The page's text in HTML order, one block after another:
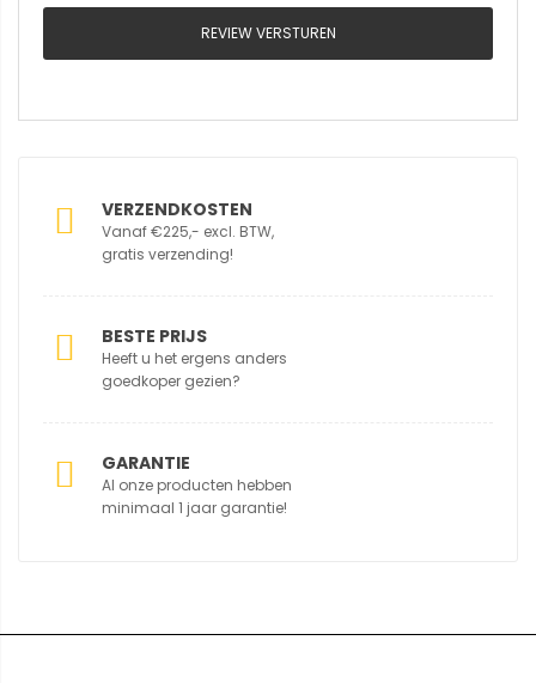
REVIEW VERSTUREN
VERZENDKOSTEN
Vanaf €225,- excl. BTW,
gratis verzending!
BESTE PRIJS
Heeft u het ergens anders
goedkoper gezien?
GARANTIE
Al onze producten hebben
minimaal 1 jaar garantie!